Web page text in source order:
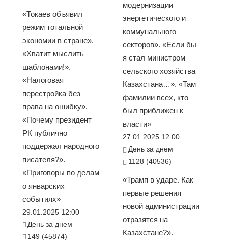
«Токаев объявил
режим тотальной
экономии в стране».
«Хватит мыслить
шаблонами!».
«Налоговая
перестройка без
права на ошибку».
«Почему президент
РК публично
поддержал народного
писателя?».
«Приговоры по делам
о январских
событиях»
29.01.2025 12:00
День за днем
149 (45874)
модернизации
энергетического и
коммунального
секторов». «Если бы
я стал министром
сельского хозяйства
Казахстана…». «Там
фамилии всех, кто
был приближен к
власти»
27.01.2025 12:00
День за днем
1128 (40536)
«Трамп в ударе. Как
первые решения
новой администрации
отразятся на
Казахстане?».